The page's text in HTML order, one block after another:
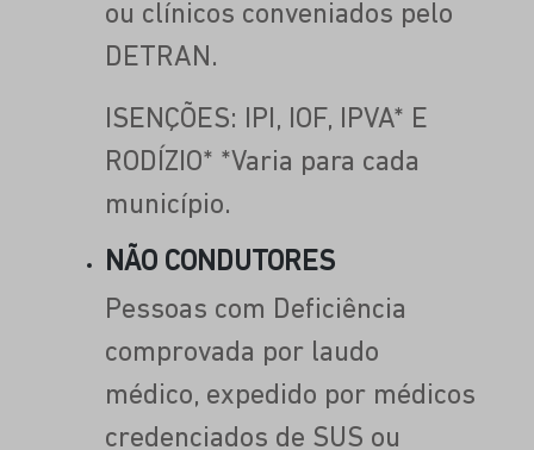
ou clínicos conveniados pelo
DETRAN.
ISENÇÕES: IPI, IOF, IPVA* E
RODÍZIO* *Varia para cada
município.
NÃO CONDUTORES
Pessoas com Deficiência
comprovada por laudo
médico, expedido por médicos
credenciados de SUS ou